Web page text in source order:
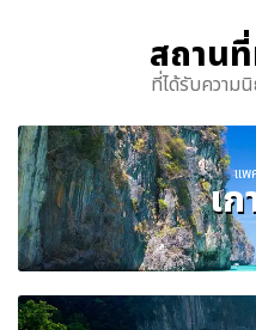
สถาน
ที่ได้รับความ
แพ
เ